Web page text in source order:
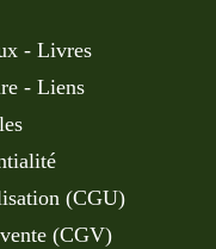
- Livres
- Liens
(CGU)
(CGV)